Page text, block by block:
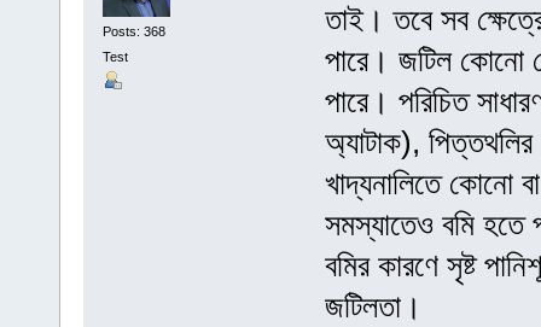
Posts: 368
Test
তাই। তবে সব
পারে। জটিল কোনো
পারে। পরিচিত
অ্যাটাক),
খাদ্যনালিতে কোনো
সমস্যাতেও বমি হতে
বমির কারণে সৃষ্ট
জটিলতা।